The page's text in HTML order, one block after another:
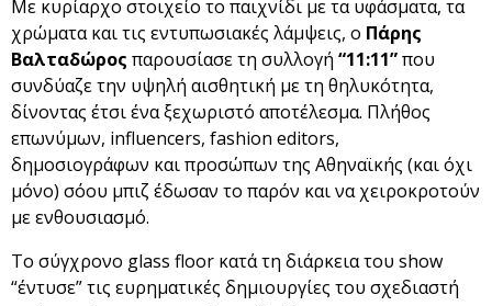
Με κυρίαρχο στοιχείο το παιχνίδι με τα υφάσματα, τα
χρώματα και τις εντυπωσιακές λάμψεις, ο Πάρης
Βαλταδώρος παρουσίασε τη συλλογή “11:11”που
συνδύαζε την υψηλή αισθητική με τη θηλυκότητα,
δίνοντας έτσι ένα ξεχωριστό αποτέλεσμα. Πλήθος
επωνύμων, influencers, fashion editors,
δημοσιογράφων και προσώπων της Αθηναϊκής (και όχι
μόνο) σόου μπιζ έδωσαν το παρόν και να χειροκροτούν
με ενθουσιασμό.
Το σύγχρονο glass floor κατά τη διάρκεια του show
“έντυσε” τις ευρηματικές δημιουργίες του σχεδιαστή